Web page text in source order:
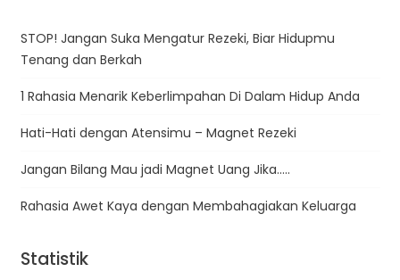
STOP! Jangan Suka Mengatur Rezeki, Biar Hidupmu
Tenang dan Berkah
1 Rahasia Menarik Keberlimpahan Di Dalam Hidup Anda
Hati-Hati dengan Atensimu – Magnet Rezeki
Jangan Bilang Mau jadi Magnet Uang Jika…..
Rahasia Awet Kaya dengan Membahagiakan Keluarga
Statistik